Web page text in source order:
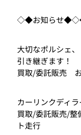
◇◆お知らせ
大切なポルシェ
引き継ぎます！
買取/委託販売 お
カーリンクディ
買取/委託販売/整
ト走行